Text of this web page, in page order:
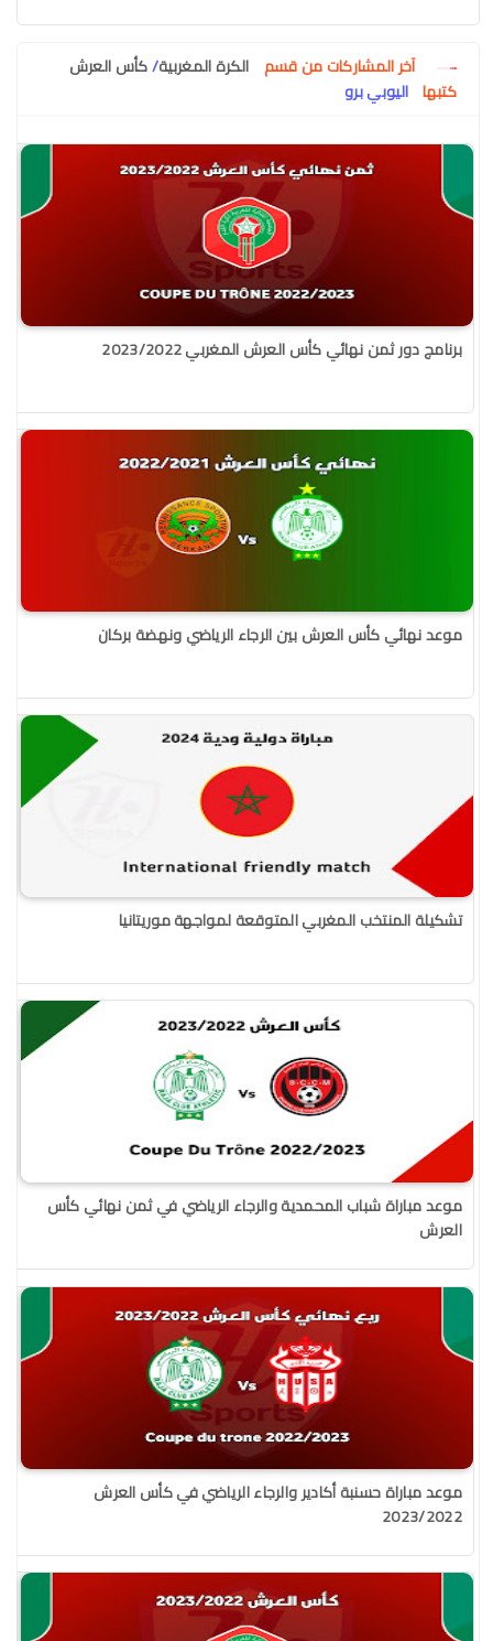
آخر المشاركات من قسم الكرة المغربية/كأس العرش
كتبها اليوبي برو
برنامج دور ثمن نهائي كأس العرش المغربي 2023/2022
موعد نهائي كأس العرش بين الرجاء الرياضي ونهضة بركان
تشكيلة المنتخب المغربي المتوقعة لمواجهة موريتانيا
موعد مباراة شباب المحمدية والرجاء الرياضي في ثمن نهائي كأس
العرش
موعد مباراة حسنبة أكادير والرجاء الرياضي في كأس العرش
2023/2022